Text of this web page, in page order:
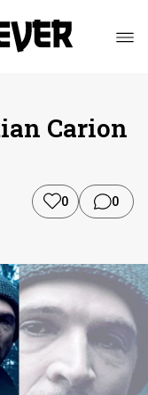
Carion
0 0